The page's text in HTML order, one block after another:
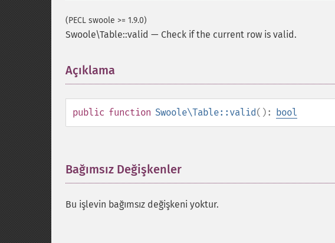
(PECL swoole >= 1.9.0)
Swoole\Table::valid — Check if the current row is valid.
Açıklama
public function Swoole\Table::valid(): bool
Bağımsız Değişkenler
Bu işlevin bağımsız değişkeni yoktur.